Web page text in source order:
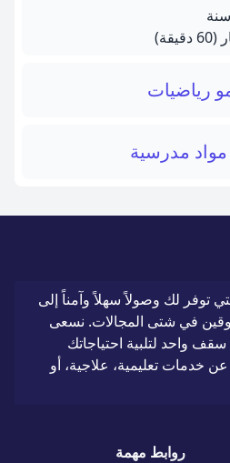
(60 دقيقة)
رياضيات
مدرسية
توفر لك وصولاً سهلاً وآمناً إلى
في شتى المجالات. نسعى
واحد لتلبية احتياجاتك
خدمات تعليمية، علاجية، أو
روابط مهمة